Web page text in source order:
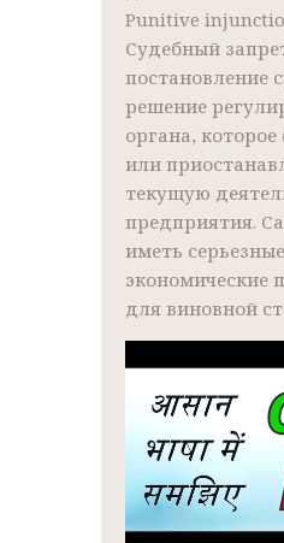
Punitive
Судебный
постановление
решение
органа,
или
текущую
предприятия.
иметь серьезные
экономические
для виновной